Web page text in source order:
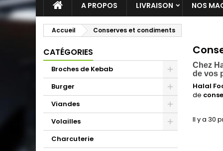
A PROPOS LIVRAISON NOS
Accueil Conserves et condiments
CATÉGORIES
Broches de Kebab
Burger
Viandes
Volailles
Charcuterie
Chez
de vos
Halal
de
Il y a 30